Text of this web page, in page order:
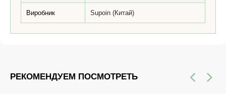
Виробник Supoin (Китай)
РЕКОМЕНДУЕМ ПОСМОТРЕТЬ